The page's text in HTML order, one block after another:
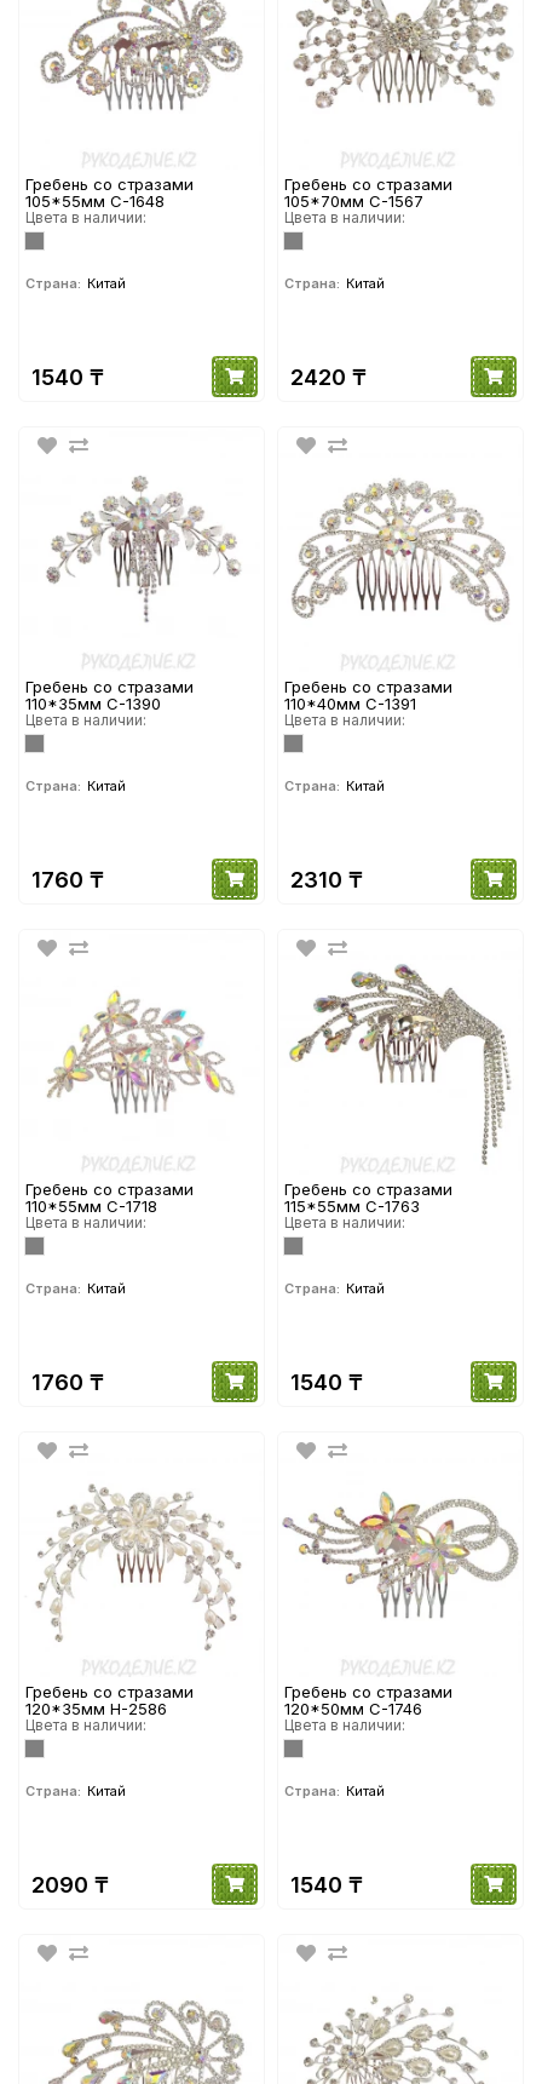
Гребень со стразами
105*55мм С-1648
Цвета в наличии:
Страна: Китай
1540 ₸
Гребень со стразами
105*70мм С-1567
Цвета в наличии:
Страна: Китай
2420 ₸
Гребень со стразами
110*35мм С-1390
Цвета в наличии:
Страна: Китай
1760 ₸
Гребень со стразами
110*40мм С-1391
Цвета в наличии:
Страна: Китай
2310 ₸
Гребень со стразами
110*55мм С-1718
Цвета в наличии:
Страна: Китай
1760 ₸
Гребень со стразами
115*55мм С-1763
Цвета в наличии:
Страна: Китай
1540 ₸
Гребень со стразами
120*35мм Н-2586
Цвета в наличии:
Страна: Китай
2090 ₸
Гребень со стразами
120*50мм С-1746
Цвета в наличии:
Страна: Китай
1540 ₸